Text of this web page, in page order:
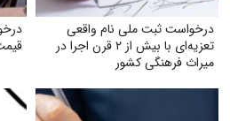
درخواست ثبت ملی نام واقعی
تعزیه‌ای با بیش از ۲ قرن اجرا در
میراث فرهنگی کشور